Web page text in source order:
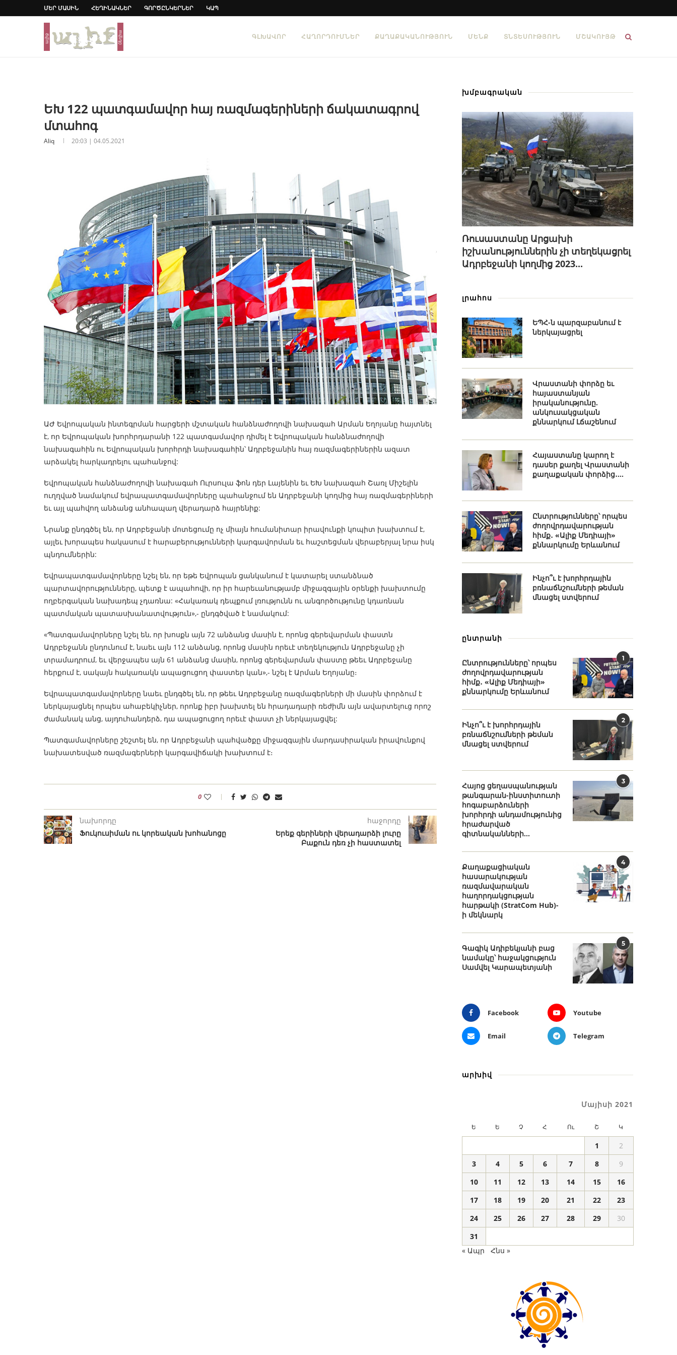
ՄԵՐ ՄԱՍԻՆ ՀԵՂԻՆԱԿՆԵՐ ԳՈՐԾԸՆԿԵՐՆԵՐ ԿԱՊ
ԳԼԽԱՎՈՐ ՀԱՂՈՐԴՈՒՄՆԵՐ ՔԱՂԱՔԱԿԱՆՈՒԹՅՈՒՆ ՄԵՆՔ ՏՆՏԵՍՈՒԹՅՈՒՆ ՄՇԱԿՈՒՅԹ
ԵԽ 122 պատգամավոր հայ ռազմագերիների ճակատագրով
մտահոգ
Aliq 20:03 | 04.05.2021
ԱԺ Եվրոպական ինտեգրման հարցերի մշտական հանձնաժողովի նախագահ Արման Եղոյանը հայտնել
է, որ Եվրոպական խորհրդարանի 122 պատգամավոր դիմել է Եվրոպական հանձնաժողովի
նախագահին ու Եվրոպական խորհրդի նախագահին՝ Ադրբեջանին հայ ռազմագերիներին ազատ
արձակել հարկադրելու պահանջով:
Եվրոպական հանձնաժողովի նախագահ Ուրսուլա ֆոն դեր Լայենին եւ ԵԽ նախագահ Շառլ Միշելին
ուղղված նամակում եվրապատգամավորները պահանջում են Ադրբեջանի կողմից հայ ռազմագերիների
եւ այլ պահվող անձանց անհապաղ վերադարձ հայրենիք:
Նրանք ընդգծել են, որ Ադրբեջանի մոտեցումը ոչ միայն հումանիտար իրավունքի կոպիտ խախտում է,
այլեւ խորապես հակասում է հարաբերությունների կարգավորման եւ հաշտեցման վերաբերյալ նրա իսկ
պնդումներին:
Եվրապատգամավորները նշել են, որ եթե Եվրոպան ցանկանում է կատարել ստանձնած
պարտավորությունները, պետք է ապահովի, որ իր հարեւանությամբ միջազգային օրենքի խախտումը
ողբերգական նախադեպ չդառնա: «Հակառակ դեպքում լռությունն ու անգործությունը կդառնան
պատմական պատասխանատվություն»,- ընդգծված է նամակում:
«Պատգամավորները նշել են, որ խոսքն այն 72 անձանց մասին է, որոնց գերեվարման փաստն
Ադրբեջանն ընդունում է, նաեւ այն 112 անձանց, որոնց մասին որեւէ տեղեկություն Ադրբեջանը չի
տրամադրում, եւ վերջապես այն 61 անձանց մասին, որոնց գերեվարման փաստը թեեւ Ադրբեջանը
հերքում է, սակայն հակառակն ապացուցող փաստեր կան»,- նշել է Արման Եղոյանը։
Եվրապատգամավորները նաեւ ընդգծել են, որ թեեւ Ադրբեջանը ռազմագերների մի մասին փորձում է
ներկայացնել որպես ահաբեկիչներ, որոնք իբր խախտել են հրադադարի ռեժիմն այն ավարտելուց որոշ
ժամանակ անց, այդուհանդերձ, դա ապացուցող որեւէ փաստ չի ներկայացվել:
Պատգամավորները շեշտել են, որ Ադրբեջանի պահվածքը միջազգային մարդասիրական իրավունքով
նախատեսված ռազմագերների կարգավիճակի խախտում է։
0
նախորդը
Ֆուկուսիման ու կորեական խոհանոցը
հաջորդը
Երեք գերիների վերադարձի լուրը
Բաքուն դեռ չի հաստատել
խմբագրական
Ռուսաստանը Արցախի
իշխանություններին չի տեղեկացրել
Ադրբեջանի կողմից 2023...
լրահոս
ԵՊՀ-ն պարզաբանում է
ներկայացրել
Վրաստանի փորձը եւ
հայաստանյան
իրականությունը.
անկուսակցական
քննարկում Լճաշենում
Հայաստանը կարող է
դասեր քաղել Վրաստանի
քաղաքական փորձից․...
Ընտրությունները՝ որպես
ժողովրդավարության
հիմք․ «Ալիք Մեդիայի»
քննարկումը Երևանում
Ինչո՞ւ է խորհրդային
բռնաճնշումների թեման
մնացել ստվերում
ընտրանի
1
Ընտրությունները՝ որպես
ժողովրդավարության
հիմք․ «Ալիք Մեդիայի»
քննարկումը Երևանում
2
Ինչո՞ւ է խորհրդային
բռնաճնշումների թեման
մնացել ստվերում
3
Հայոց ցեղասպանության
թանգարան-ինստիտուտի
հոգաբարձուների
խորհրդի անդամությունից
հրաժարված
գիտնականների...
4
Քաղաքացիական
հասարակության
ռազմավարական
հաղորդակցության
հարթակի (StratCom Hub)-
ի մեկնարկ
5
Գագիկ Ադիբեկյանի բաց
նամակը՝ հաջակցություն
Սամվել Կարապետյանի
Facebook Youtube
Email Telegram
արխիվ
Մայիսի 2021
Ե Ե Չ Հ Ու Շ Կ
1
2
3
4 5 6 7 8
9
10
11 12 13 14 15
16
17
18 19 20 21 22
23
24
25 26 27 28 29
30
31
« Ապր
Հնս »